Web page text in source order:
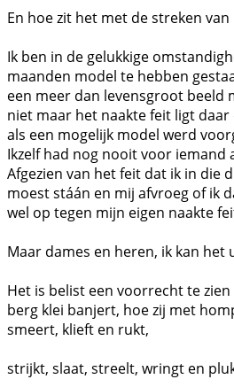
En hoe zit het met de streken van
Ik ben in de gelukkige
maanden model te hebben
een meer dan levensgroot beeld
niet maar het naakte feit ligt
als een mogelijk model werd
Ikzelf had nog nooit voor iemand
Afgezien van het feit dat ik in die
moest stáán en mij afvroeg of ik
wel op tegen mijn eigen naakte
Maar dames en heren, ik kan het
Het is belist een voorrecht te
berg klei banjert, hoe zij met
smeert, klieft en rukt,
strijkt, slaat, streelt, wringt en